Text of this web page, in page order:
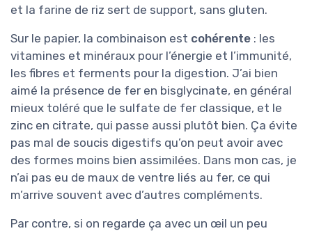
et la farine de riz sert de support, sans gluten.
Sur le papier, la combinaison est cohérente : les
vitamines et minéraux pour l’énergie et l’immunité,
les fibres et ferments pour la digestion. J’ai bien
aimé la présence de fer en bisglycinate, en général
mieux toléré que le sulfate de fer classique, et le
zinc en citrate, qui passe aussi plutôt bien. Ça évite
pas mal de soucis digestifs qu’on peut avoir avec
des formes moins bien assimilées. Dans mon cas, je
n’ai pas eu de maux de ventre liés au fer, ce qui
m’arrive souvent avec d’autres compléments.
Par contre, si on regarde ça avec un œil un peu